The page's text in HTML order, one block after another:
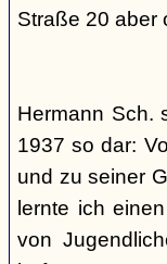
Straße 20 aber
Hermann Sch.
1937 so dar:
und zu seiner
lernte ich
von